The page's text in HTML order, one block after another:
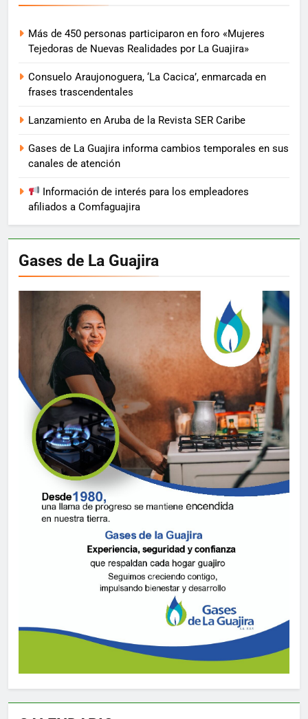
Más de 450 personas participaron en foro «Mujeres
Tejedoras de Nuevas Realidades por La Guajira»
Consuelo Araujonoguera, ‘La Cacica’, enmarcada en
frases trascendentales
Lanzamiento en Aruba de la Revista SER Caribe
Gases de La Guajira informa cambios temporales en sus
canales de atención
Información de interés para los empleadores
afiliados a Comfaguajira
Gases de La Guajira